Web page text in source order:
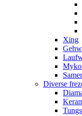
Xing
Diverse